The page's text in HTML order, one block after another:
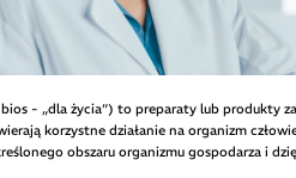
- „dla życia”) to preparaty lub produkty
korzystne działanie na organizm
obszaru organizmu gospodarza i